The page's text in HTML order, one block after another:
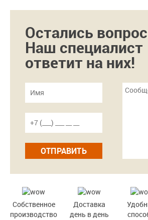
Остались
Наш специалист
ответит на них!
ОТПРАВИТЬ
Собственное
производство
Доставка
день в день